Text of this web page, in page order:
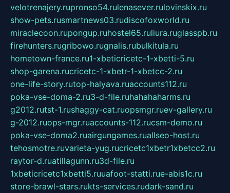
velotrenajery.rupronso54.rulenasever.rulovinskix.ru
show-pets.rusmartnews03.rudiscofoxworld.ru
miraclecoon.rupongup.ruhostel65.ruliura.ruglasspb.ru
firehunters.rugribowo.rugnalis.rubulkitula.ru
hometown-france.ru1-xbeticricetc-1-xbetti-5.ru
shop-garena.rucricetc-1-xbetr-1-xbetcc-2.ru
one-life-story.rutop-halyava.ruaccounts112.ru
poka-vse-doma-2.ru3-d-file.ruhahahaharms.ru
g2012.rutst-1.rushaggy-cat.ruopsmgr.ruev-gallery.ru
g-2012.ruops-mgr.ruaccounts-112.rucsm-demo.ru
poka-vse-doma2.ruairgungames.ruallseo-host.ru
tehosmotre.ruvarieta-yug.rucricetc1xbetr1xbetcc2.ru
raytor-d.ruatillagunn.ru3d-file.ru
1xbeticricetc1xbetti5.ruuafoot-statti.rue-abis1c.ru
store-brawl-stars.rukts-services.rudark-sand.ru